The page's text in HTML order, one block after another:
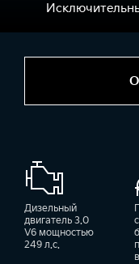
Дизельный
двигатель 3.0
V6 мощностью
249 л.с.